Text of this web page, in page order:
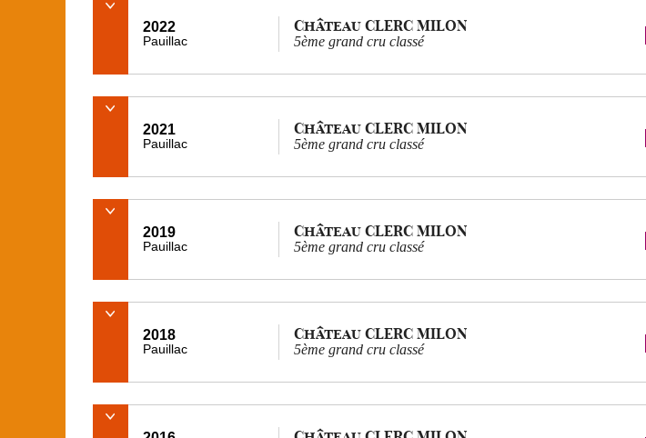
2022
Pauillac
Château CLERC MILON
5ème grand cru classé
2021
Pauillac
Château CLERC MILON
5ème grand cru classé
2019
Pauillac
Château CLERC MILON
5ème grand cru classé
2018
Pauillac
Château CLERC MILON
5ème grand cru classé